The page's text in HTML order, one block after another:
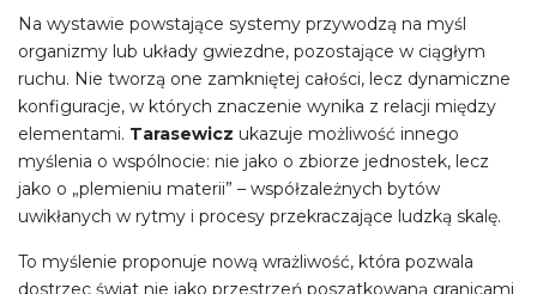
Na wystawie powstające systemy przywodzą na myśl
organizmy lub układy gwiezdne, pozostające w ciągłym
ruchu. Nie tworzą one zamkniętej całości, lecz dynamiczne
konfiguracje, w których znaczenie wynika z relacji między
elementami. Tarasewicz ukazuje możliwość innego
myślenia o wspólnocie: nie jako o zbiorze jednostek, lecz
jako o „plemieniu materii” – współzależnych bytów
uwikłanych w rytmy i procesy przekraczające ludzką skalę.
To myślenie proponuje nową wrażliwość, która pozwala
dostrzec świat nie jako przestrzeń poszatkowaną granicami